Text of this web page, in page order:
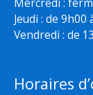
Jeudi : de
Vendredi : de
Horaires